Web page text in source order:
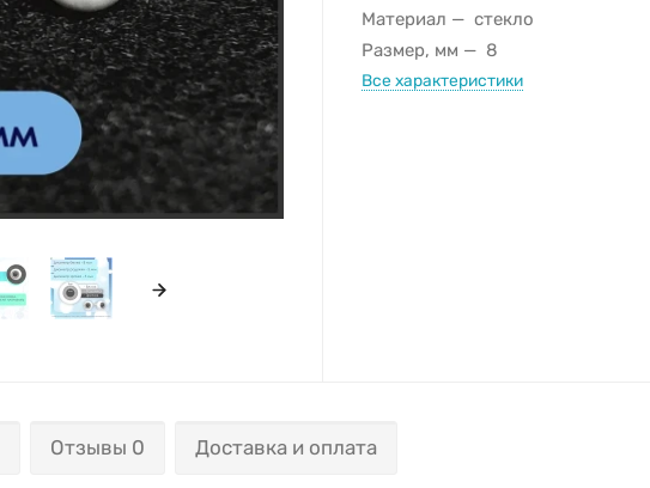
Материал
стекло
Размер, мм
8
Все характеристики
Отзывы 0 Доставка и оплата